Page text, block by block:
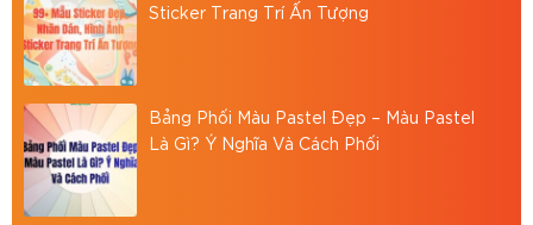
Sticker Trang Trí Ấn Tượng
Bảng Phối Màu Pastel Đẹp – Màu Pastel
Là Gì? Ý Nghĩa Và Cách Phối